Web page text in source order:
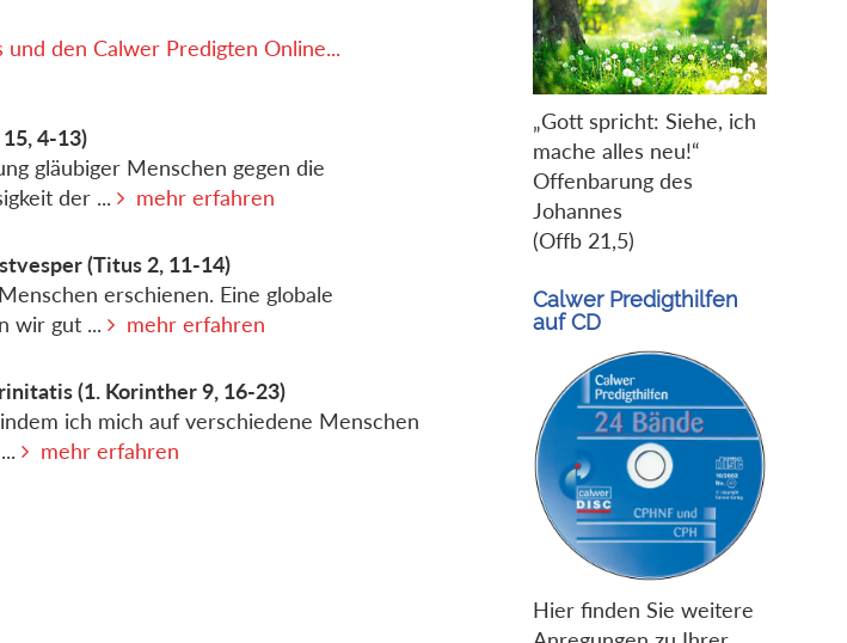
den Calwer Predigten Online...
4-13)
gläubiger Menschen gegen die
der ...
mehr erfahren
(Titus 2, 11-14)
erschienen. Eine globale
wir gut ...
mehr erfahren
(1. Korinther 9, 16-23)
ich mich auf verschiedene Menschen
mehr erfahren
„Gott spricht: Siehe, ich
mache alles neu!“
Offenbarung des
Johannes
(Offb 21,5)
Calwer Predigthilfen
auf CD
Hier finden Sie weitere